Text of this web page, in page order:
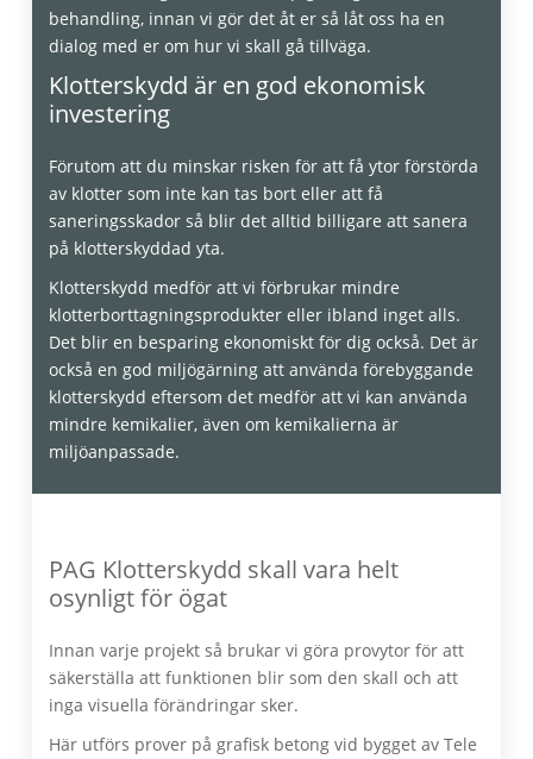
behandling, innan vi gör det åt er så låt oss ha en
dialog med er om hur vi skall gå tillväga.
Klotterskydd är en god ekonomisk
investering
Förutom att du minskar risken för att få ytor förstörda
av klotter som inte kan tas bort eller att få
saneringsskador så blir det alltid billigare att sanera
på klotterskyddad yta.
Klotterskydd medför att vi förbrukar mindre
klotterborttagningsprodukter eller ibland inget alls.
Det blir en besparing ekonomiskt för dig också. Det är
också en god miljögärning att använda förebyggande
klotterskydd eftersom det medför att vi kan använda
mindre kemikalier, även om kemikalierna är
miljöanpassade.
PAG Klotterskydd skall vara helt
osynligt för ögat
Innan varje projekt så brukar vi göra provytor för att
säkerställa att funktionen blir som den skall och att
inga visuella förändringar sker.
Här utförs prover på grafisk betong vid bygget av Tele